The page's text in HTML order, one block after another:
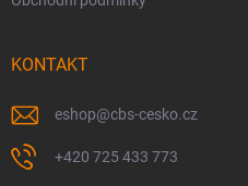
KONTAKT
eshop@cbs-cesko.cz
+420 725 433 773